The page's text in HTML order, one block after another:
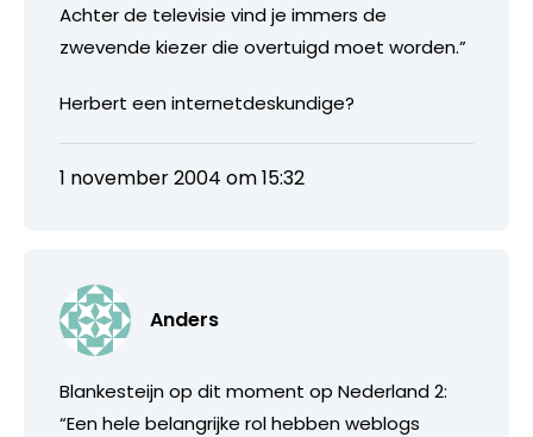
Achter de televisie vind je immers de
zwevende kiezer die overtuigd moet worden.”
Herbert een internetdeskundige?
1 november 2004 om 15:32
Anders
Blankesteijn op dit moment op Nederland 2:
“Een hele belangrijke rol hebben weblogs